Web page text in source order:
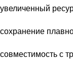
увеличенный
сохранение
совместимость с